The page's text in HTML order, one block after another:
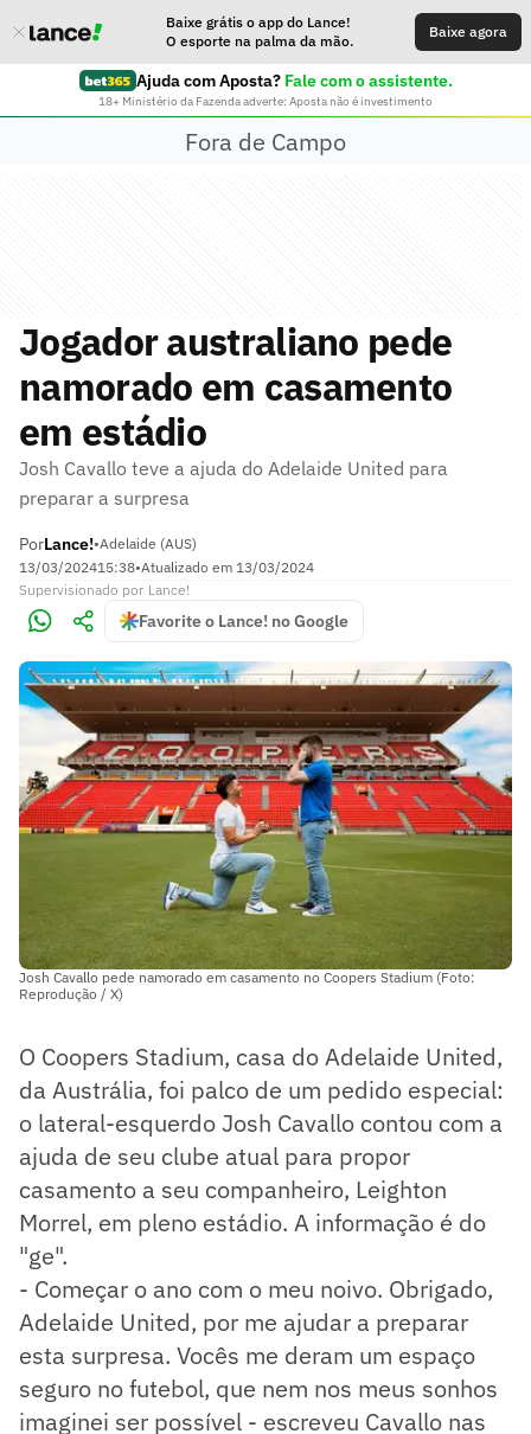
Baixe grátis o app do Lance!
O esporte na palma da mão.
Baixe agora
Ajuda com Aposta? Fale com o assistente.
18+ Ministério da Fazenda adverte: Aposta não é investimento
Fora de Campo
Jogador australiano pede
namorado em casamento
em estádio
Josh Cavallo teve a ajuda do Adelaide United para
preparar a surpresa
PorLance!•Adelaide (AUS)
13/03/202415:38•Atualizado em 13/03/2024
Supervisionado por Lance!
Favorite o Lance! no Google
Josh Cavallo pede namorado em casamento no Coopers Stadium (Foto:
Reprodução / X)
O Coopers Stadium, casa do Adelaide United,
da Austrália, foi palco de um pedido especial:
o lateral-esquerdo Josh Cavallo contou com a
ajuda de seu clube atual para propor
casamento a seu companheiro, Leighton
Morrel, em pleno estádio. A informação é do
"ge".
- Começar o ano com o meu noivo. Obrigado,
Adelaide United, por me ajudar a preparar
esta surpresa. Vocês me deram um espaço
seguro no futebol, que nem nos meus sonhos
imaginei ser possível - escreveu Cavallo nas